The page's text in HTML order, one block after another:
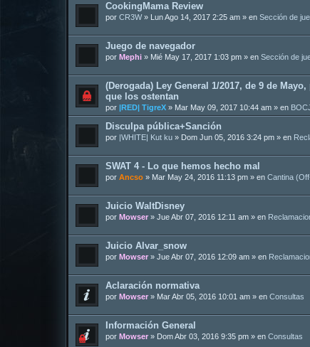
CookingMama Review
por CR3W» Lun Ago 14, 2017 2:25 am » en Sección de
Juego de navegador
por Mephi » Mié May 17, 2017 1:03 pm » en Sección de
(Derogada) Ley General 1/2017, de 9 de
que los ostentan
por |RED| TigreX » Mar May 09, 2017 10:44 am » en
Disculpa pública+Sanción
por |WHITE| Kut ku » Dom Jun 05, 2016 3:24 pm » en
SWAT 4 - Lo que hemos hecho mal
por Ancso » Mar May 24, 2016 11:13 pm » en Cantina
Juicio WaltDisney
por Mowser » Jue Abr 07, 2016 12:11 am » en
Juicio Alvar_snow
por Mowser » Jue Abr 07, 2016 12:09 am » en
Aclaración normativa
por Mowser » Mar Abr 05, 2016 10:01 am » en Consultas
Información General
por Mowser » Dom Abr 03, 2016 9:35 pm » en Consultas